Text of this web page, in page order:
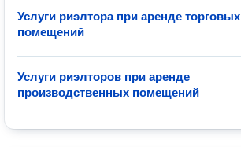
Услуги риэлтора при аренде торговых
помещений
Услуги риэлторов при аренде
производственных помещений